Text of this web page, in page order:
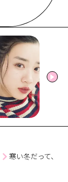
寒い冬だって、